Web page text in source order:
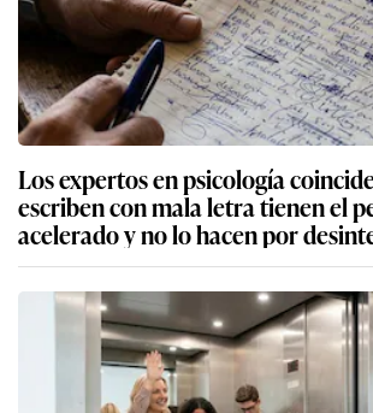
Los expertos en psicología
escriben con mala letra tienen el
acelerado y no lo hacen por